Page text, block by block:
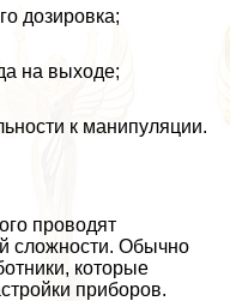
дозировка;
на выходе;
к манипуляции.
проводят
сложности. Обычно
которые
приборов.